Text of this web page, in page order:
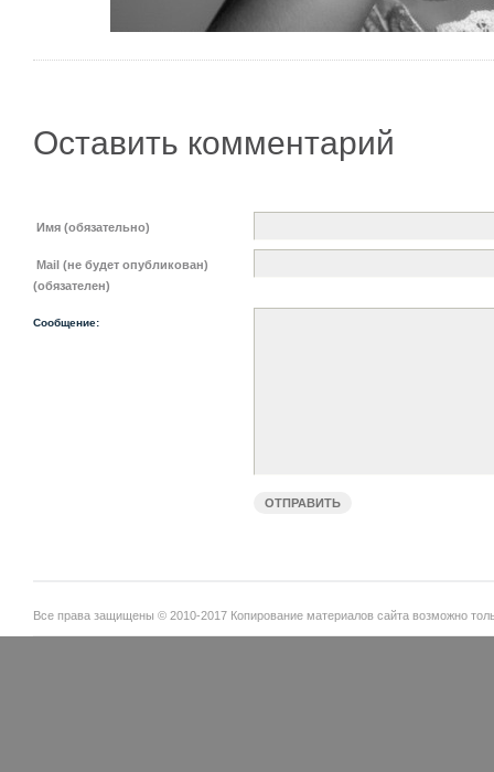
Оставить комментарий
Имя (обязательно)
Mail (не будет опубликован)
(обязателен)
Сообщение:
Все права защищены © 2010-2017 Копирование материалов сайта возможно